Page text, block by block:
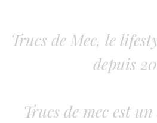
Trucs de Mec, le
depuis
Trucs de mec est